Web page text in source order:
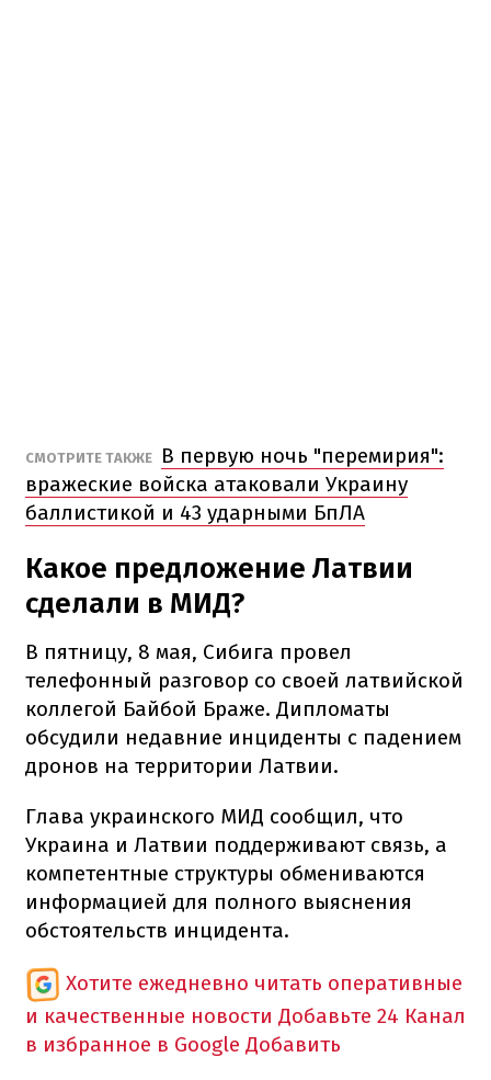
СМОТРИТЕ ТАКЖЕ
В первую ночь "перемирия":
вражеские войска атаковали Украину
баллистикой и 43 ударными БпЛА
Какое предложение Латвии
сделали в МИД?
В пятницу, 8 мая, Сибига провел
телефонный разговор со своей латвийской
коллегой Байбой Браже. Дипломаты
обсудили недавние инциденты с падением
дронов на территории Латвии.
Глава украинского МИД сообщил, что
Украина и Латвии поддерживают связь, а
компетентные структуры обмениваются
информацией для полного выяснения
обстоятельств инцидента.
Хотите ежедневно читать оперативные
и качественные новости Добавьте 24 Канал
в избранное в Google Добавить